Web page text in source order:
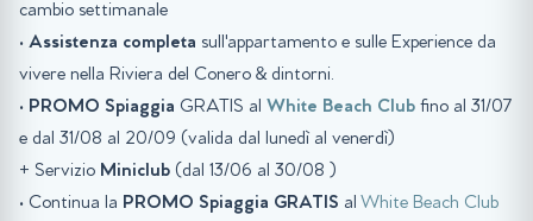
cambio settimanale
• Assistenza completa sull'appartamento e sulle Experience da
vivere nella Riviera del Conero & dintorni.
• PROMO Spiaggia GRATIS al White Beach Club fino al 31/07
e dal 31/08 al 20/09 (valida dal lunedì al venerdì)
+ Servizio Miniclub (dal 13/06 al 30/08 )
• Continua la PROMO Spiaggia GRATIS al White Beach Club